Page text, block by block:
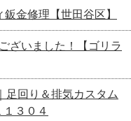
金修理【世田谷区】
ざいました！【ゴリラ
足回り＆排気カスタム
１３０４